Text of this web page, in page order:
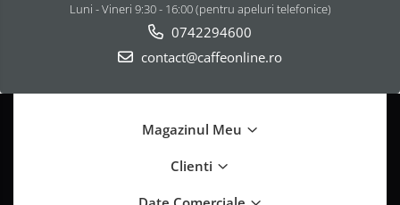
Luni - Vineri 9:30 - 16:00 (pentru apeluri telefonice)
0742294600
contact@caffeonline.ro
Magazinul Meu
Clienti